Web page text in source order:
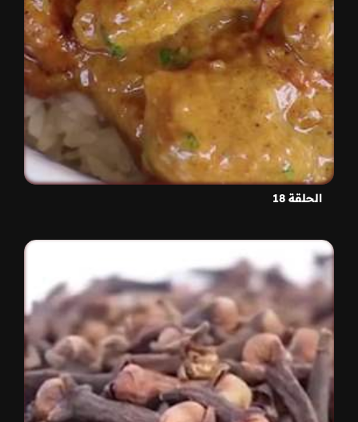
الحلقة 18